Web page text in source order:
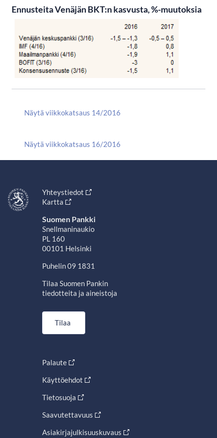
Ennusteita Venäjän BKT:n kasvusta, %-muutoksia
Näytä viikkokatsaus 14/2016
Näytä viikkokatsaus 16/2016
Yhteystiedot
Kartta
Suomen Pankki
Snellmaninaukio
PL 160
00101 Helsinki
Puhelin 09 1831
Tilaa Suomen Pankin
tiedotteita ja aineistoja
Tilaa
Palaute
Käyttöehdot
Tietosuoja
Saavutettavuus
Asiakirjajulkisuuskuvaus